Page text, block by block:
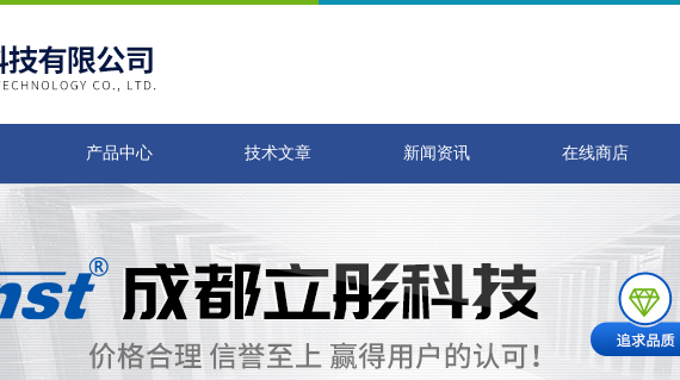
产品中心 技术文章 新闻资讯 在线商店